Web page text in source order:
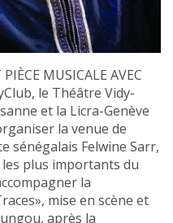
MUSICALE AVEC
le Théâtre Vidy-
et la Licra-Genève
la venue de
sénégalais Felwine Sarr,
les plus importants du
la
mise en scène et
après la